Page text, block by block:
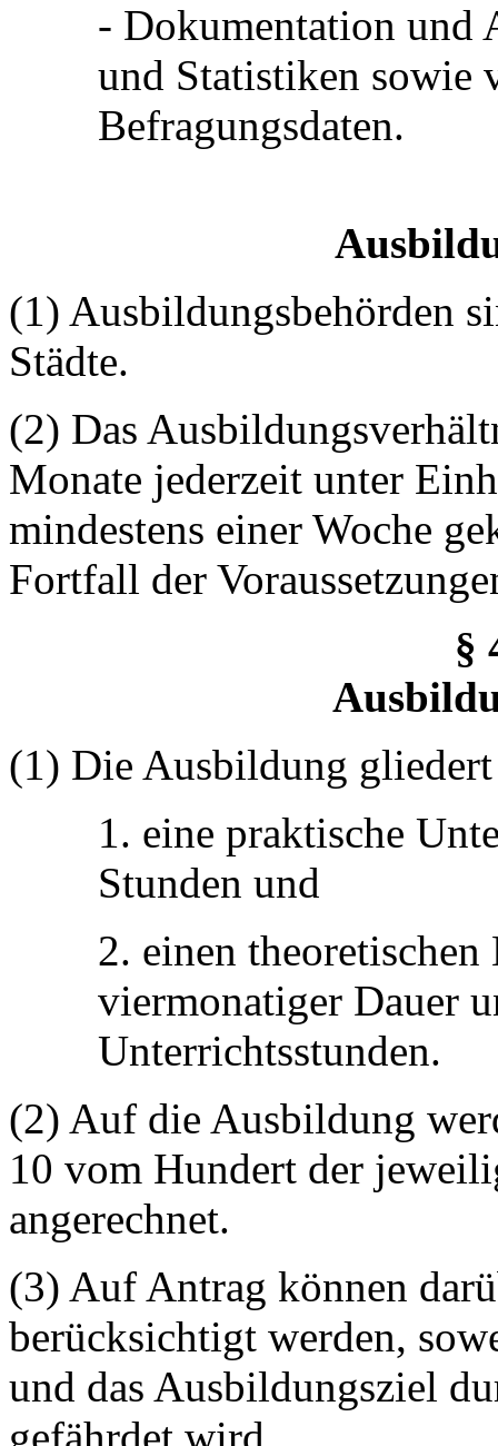
- Dokumentation und
und Statistiken sowie
Befragungsdaten.
(1) Ausbildungsbehörden
Städte.
(2) Das
Monate jederzeit unter
mindestens einer Woche
Fortfall der
§
(1) Die Ausbildung
1. eine praktische
Stunden und
2. einen
viermonatiger Dauer
Unterrichtsstunden.
(2) Auf die Ausbildung
10 vom Hundert der
angerechnet.
(3) Auf Antrag können
berücksichtigt werden,
und das Ausbildungsziel